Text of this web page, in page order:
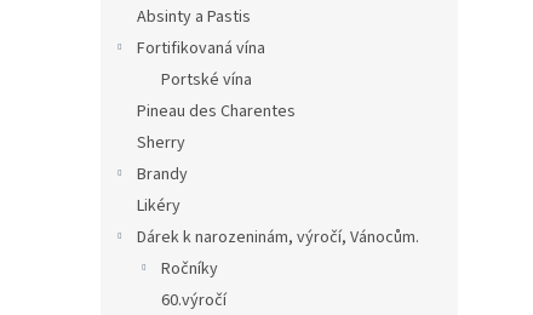
Absinty a Pastis
Fortifikovaná vína
Portské vína
Pineau des Charentes
Sherry
Brandy
Likéry
Dárek k narozeninám, výročí, Vánocům.
Ročníky
60.výročí